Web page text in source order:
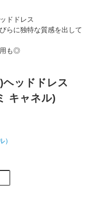
ッドドレス
キャネル)